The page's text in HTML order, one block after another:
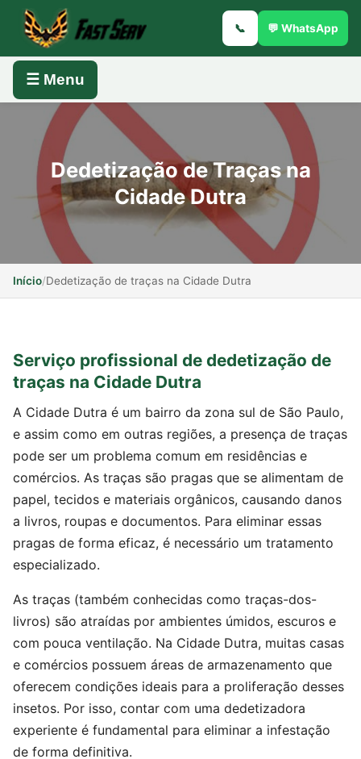
📞 💬 WhatsApp
☰ Menu
Dedetização de Traças na
Cidade Dutra
Início/Dedetização de traças na Cidade Dutra
Serviço profissional de dedetização de
traças na Cidade Dutra
A Cidade Dutra é um bairro da zona sul de São Paulo,
e assim como em outras regiões, a presença de traças
pode ser um problema comum em residências e
comércios. As traças são pragas que se alimentam de
papel, tecidos e materiais orgânicos, causando danos
a livros, roupas e documentos. Para eliminar essas
pragas de forma eficaz, é necessário um tratamento
especializado.
As traças (também conhecidas como traças-dos-
livros) são atraídas por ambientes úmidos, escuros e
com pouca ventilação. Na Cidade Dutra, muitas casas
e comércios possuem áreas de armazenamento que
oferecem condições ideais para a proliferação desses
insetos. Por isso, contar com uma dedetizadora
experiente é fundamental para eliminar a infestação
de forma definitiva.